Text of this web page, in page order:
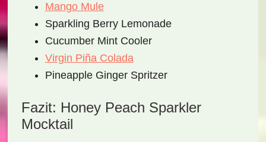
Mango Mule
Sparkling Berry Lemonade
Cucumber Mint Cooler
Virgin Piña Colada
Pineapple Ginger Spritzer
Fazit: Honey Peach Sparkler
Mocktail